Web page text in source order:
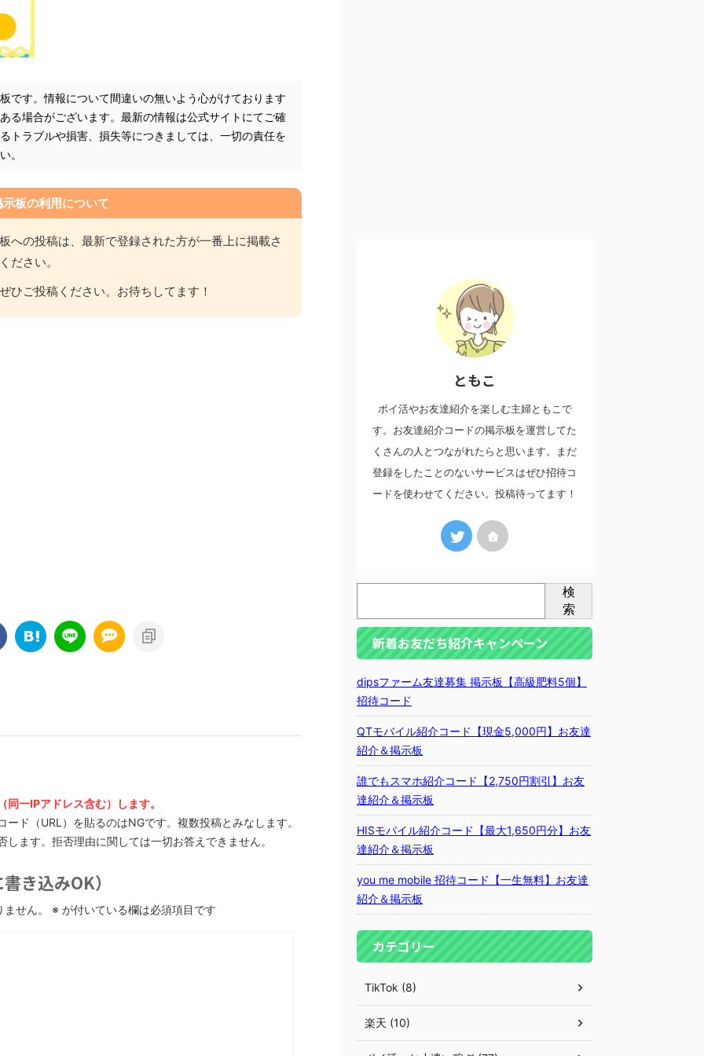
です。情報について間違いの無いよう心がけております
る場合がございます。最新の情報は公式サイトにてご確
トラブルや損害、損失等につきましては、一切の責任を
。
示板の利用について
への投稿は、最新で登録された方が一番上に掲載さ
ださい。
ひご投稿ください。お待ちしてます！
一IPアドレス含む）します。
ド（URL）を貼るのはNGです。複数投稿とみなします。
ます。拒否理由に関しては一切お答えできません。
き込みOK）
せん。 ※ が付いている欄は必須項目です
ともこ
ポイ活やお友達紹介を楽しむ主婦ともこで
す。お友達紹介コードの掲示板を運営してた
くさんの人とつながれたらと思います。まだ
登録をしたことのないサービスはぜひ招待コ
ードを使わせてください。投稿待ってます！
検
索
新着お友だち紹介キャンペーン
dipsファーム友達募集 掲示板【高級肥料5個】
招待コード
QTモバイル紹介コード【現金5,000円】お友達
紹介＆掲示板
誰でもスマホ紹介コード【2,750円割引】お友
達紹介＆掲示板
HISモバイル紹介コード【最大1,650円分】お友
達紹介＆掲示板
you me mobile 招待コード【一生無料】お友達
紹介＆掲示板
カテゴリー
TikTok (8)
楽天 (10)